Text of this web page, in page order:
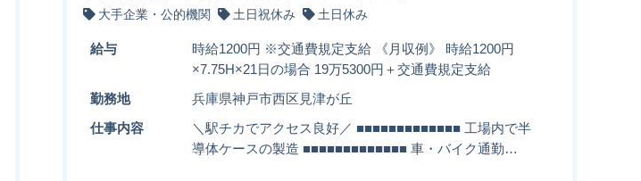
大手企業・公的機関
土日祝休み 土日休み
給与
時給1200円 ※交通費規定支給 《月収例》 時給1200円
×7.75H×21日の場合 19万5300円＋交通費規定支給
勤務地 兵庫県神戸市西区見津が丘
仕事内容
＼駅チカでアクセス良好／ ■■■■■■■■■■■■■ 工場内で半
導体ケースの製造 ■■■■■■■■■■■■■ 車・バイク通勤…